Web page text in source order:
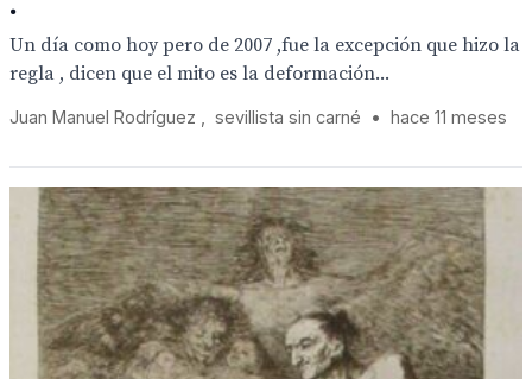
Un día como hoy pero de 2007 ,fue la excepción que hizo la
regla , dicen que el mito es la deformación...
Juan Manuel Rodríguez , sevillista sin carné • hace 11 meses